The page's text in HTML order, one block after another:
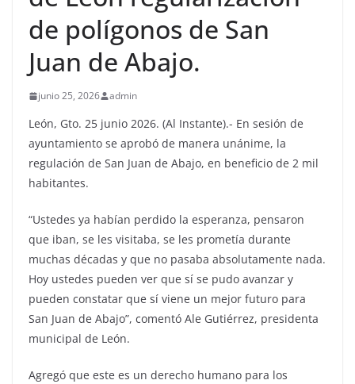
de polígonos de San
Juan de Abajo.
junio 25, 2026 admin
León, Gto. 25 junio 2026. (Al Instante).- En sesión de
ayuntamiento se aprobó de manera unánime, la
regulación de San Juan de Abajo, en beneficio de 2 mil
habitantes.
“Ustedes ya habían perdido la esperanza, pensaron
que iban, se les visitaba, se les prometía durante
muchas décadas y que no pasaba absolutamente nada.
Hoy ustedes pueden ver que sí se pudo avanzar y
pueden constatar que sí viene un mejor futuro para
San Juan de Abajo”, comentó Ale Gutiérrez, presidenta
municipal de León.
Agregó que este es un derecho humano para los